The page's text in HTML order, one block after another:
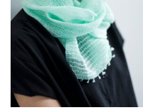
4,400
円
で
し
た。
は
2,200
円
で
す。